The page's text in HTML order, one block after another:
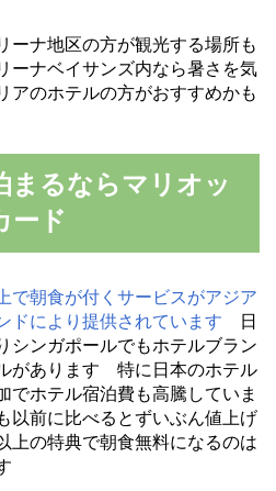
ーナ地区の方が観光する場所も
ーナベイサンズ内なら暑さを気
アのホテルの方がおすすめかも
まるならマリオッ
ード
で朝食が付くサービスがアジア
ドにより提供されています 日
シンガポールでもホテルブラン
があります 特に日本のホテル
でホテル宿泊費も高騰していま
前に比べるとずいぶん値上げ
上の特典で朝食無料になるのは